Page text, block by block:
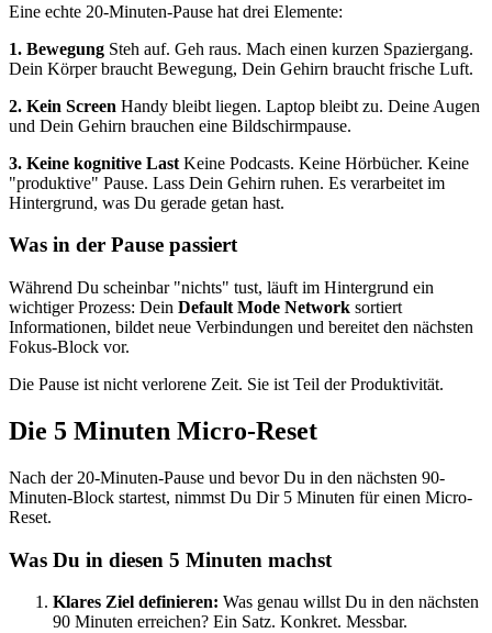
Eine echte 20-Minuten-Pause hat drei Elemente:
1. Bewegung Steh auf. Geh raus. Mach einen kurzen Spaziergang.
Dein Körper braucht Bewegung, Dein Gehirn braucht frische Luft.
2. Kein Screen Handy bleibt liegen. Laptop bleibt zu. Deine Augen
und Dein Gehirn brauchen eine Bildschirmpause.
3. Keine kognitive Last Keine Podcasts. Keine Hörbücher. Keine
"produktive" Pause. Lass Dein Gehirn ruhen. Es verarbeitet im
Hintergrund, was Du gerade getan hast.
Was in der Pause passiert
Während Du scheinbar "nichts" tust, läuft im Hintergrund ein
wichtiger Prozess: Dein Default Mode Network sortiert
Informationen, bildet neue Verbindungen und bereitet den nächsten
Fokus-Block vor.
Die Pause ist nicht verlorene Zeit. Sie ist Teil der Produktivität.
Die 5 Minuten Micro-Reset
Nach der 20-Minuten-Pause und bevor Du in den nächsten 90-
Minuten-Block startest, nimmst Du Dir 5 Minuten für einen Micro-
Reset.
Was Du in diesen 5 Minuten machst
Klares Ziel definieren: Was genau willst Du in den nächsten
90 Minuten erreichen? Ein Satz. Konkret. Messbar.